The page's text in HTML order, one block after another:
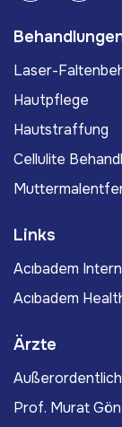
Laser-
Hautpflege
Hautstraffung
Cellulite
Links
Acıbadem
Acıbadem
Ärzte
Prof. Murat